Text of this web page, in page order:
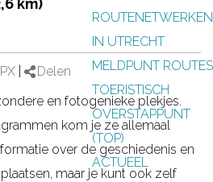
ROUTENETWERKEN
IN UTRECHT
MELDPUNT ROUTES
TOERISTISCH
OVERSTAPPUNT
(TOP)
ACTUEEL
km)
Delen
en fotogenieke plekjes.
kom je ze allemaal
over de geschiedenis en
maar je kunt ook zelf